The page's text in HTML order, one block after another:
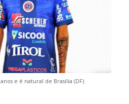
e é natural de Brasília (DF)